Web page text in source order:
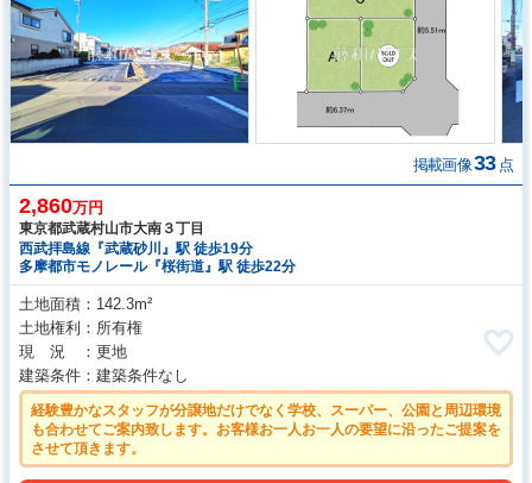
掲載画像33 点
2,860万円
東京都武蔵村山市大南３丁目
西武拝島線『武蔵砂川』駅 徒歩19分
多摩都市モノレール『桜街道』駅 徒歩22分
土地面積
142.3m²
土地権利
所有権
現 況
更地
建築条件
建築条件なし
経験豊かなスタッフが分譲地だけでなく学校、スーパー、公園と周辺環境
も合わせてご案内致します。お客様お一人お一人の要望に沿ったご提案を
させて頂きます。